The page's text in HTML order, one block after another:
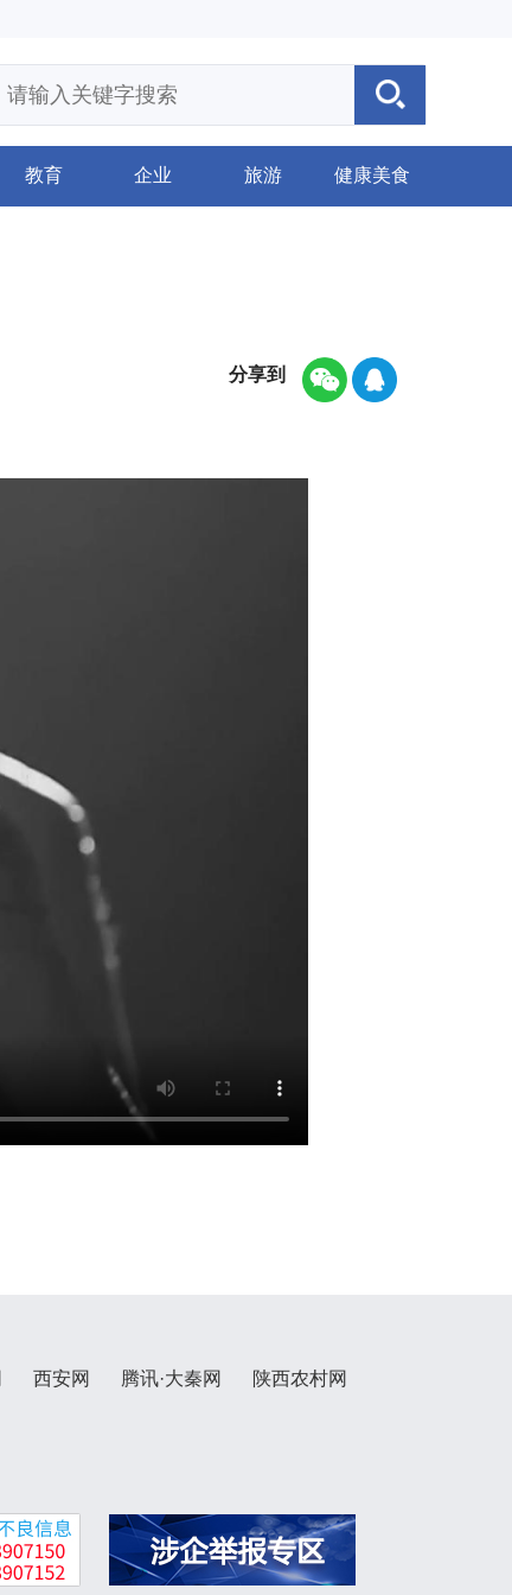
教育 企业 旅游 健康美食
分享到
西安网 腾讯·大秦网
陕西农村网